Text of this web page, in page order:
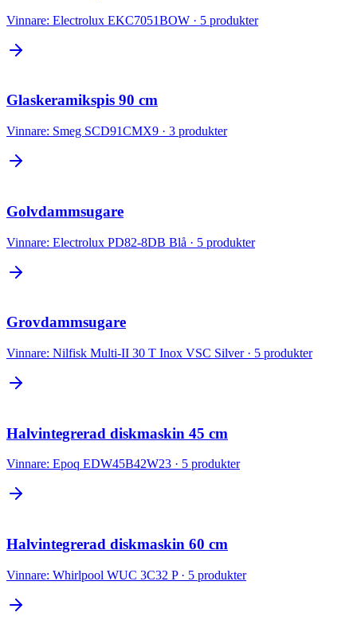
Vinnare: Electrolux EKC7051BOW · 5 produkter
Glaskeramikspis 90 cm
Vinnare: Smeg SCD91CMX9 · 3 produkter
Golvdammsugare
Vinnare: Electrolux PD82-8DB Blå · 5 produkter
Grovdammsugare
Vinnare: Nilfisk Multi-II 30 T Inox VSC Silver· 5 produkter
Halvintegrerad diskmaskin 45 cm
Vinnare: Epoq EDW45B42W23 · 5 produkter
Halvintegrerad diskmaskin 60 cm
Vinnare: Whirlpool WUC 3C32 P· 5 produkter